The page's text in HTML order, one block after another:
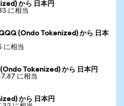
から 日本円
に相当
(Ondo Tokenized) から 日本
に相当
Tokenized) から 日本円
に相当
から 日本円